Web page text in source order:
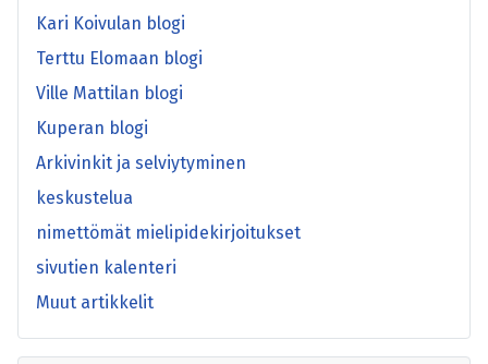
Kari Koivulan blogi
Terttu Elomaan blogi
Ville Mattilan blogi
Kuperan blogi
Arkivinkit ja selviytyminen
keskustelua
nimettömät mielipidekirjoitukset
sivutien kalenteri
Muut artikkelit